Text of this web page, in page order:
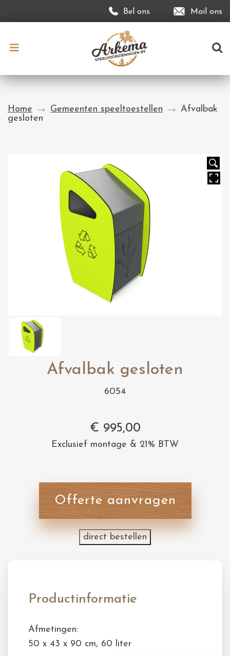
Bel ons Mail ons
Home Gemeenten speeltoestellen
Afvalbak
gesloten
Afvalbak gesloten
6054
€ 995,00
Exclusief montage & 21% BTW
Offerte aanvragen
direct bestellen
Productinformatie
Afmetingen:
50 x 43 x 90 cm, 60 liter